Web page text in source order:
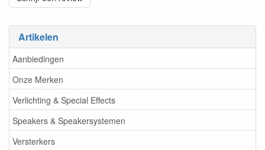
Artikelen
Aanbiedingen
Onze Merken
Verlichting & Special Effects
Speakers & Speakersystemen
Versterkers